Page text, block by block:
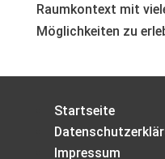
Raumkontext mit
Möglichkeiten zu
Startseite
Impressum